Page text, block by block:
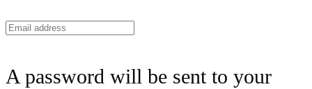
A password will be sent to your